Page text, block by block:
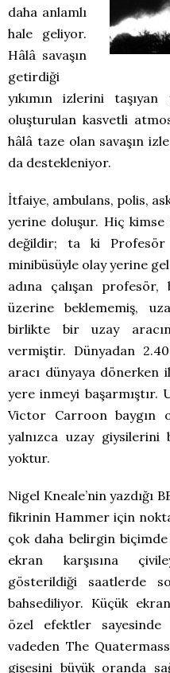
daha anlamlı
hale geliyor.
Hâlâ savaşın
getirdiği
yıkımın izlerini
oluşturulan kasvetli
hâlâ taze olan savaşın
da destekleniyor.
İtfaiye, ambulans, polis,
yerine doluşur. Hiç
değildir; ta ki Profesör
minibüsüyle olay yerine
adına çalışan profesör,
üzerine beklememiş,
birlikte bir uzay
vermiştir. Dünyadan
aracı dünyaya dönerken
yere inmeyi başarmıştır.
Victor Carroon baygın
yalnızca uzay giysilerini
yoktur.
Nigel Kneale’nin yazdığı
fikrinin Hammer için
çok daha belirgin biçimde
ekran karşısına
gösterildiği saatlerde
bahsediliyor. Küçük
özel efektler
vadeden The
gişesini büyük oranda